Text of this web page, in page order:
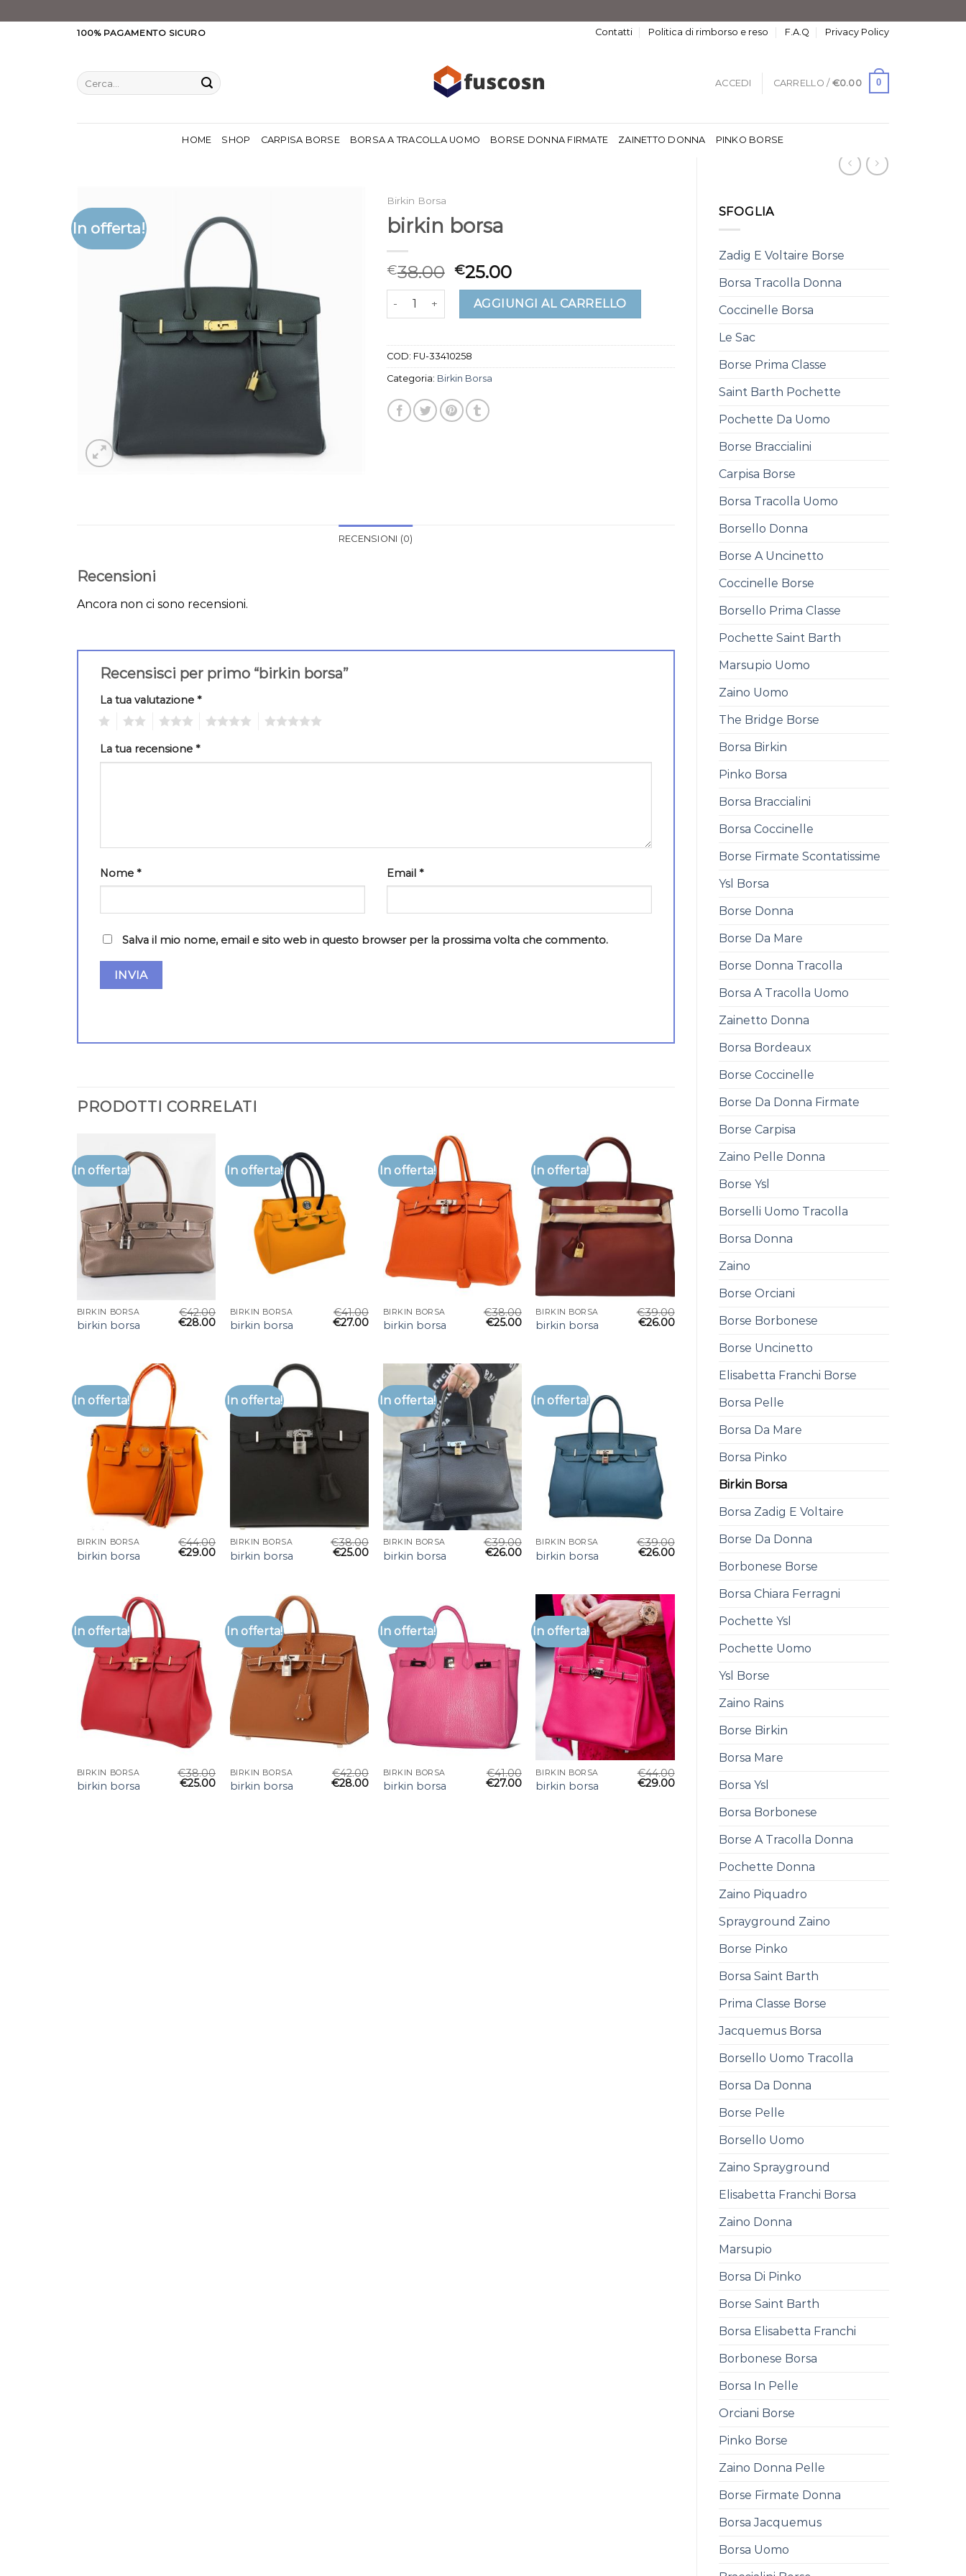
100% PAGAMENTO SICURO Contatti Politica di rimborso e reso F.A.Q Privacy Policy
Cerca:
ACCEDI CARRELLO / €0.00 0
HOME SHOP CARPISA BORSE BORSA A TRACOLLA UOMO BORSE DONNA FIRMATE ZAINETTO DONNA PINKO BORSE
SFOGLIA
Zadig E Voltaire Borse
Borsa Tracolla Donna
Coccinelle Borsa
Le Sac
Borse Prima Classe
Saint Barth Pochette
Pochette Da Uomo
Borse Braccialini
Carpisa Borse
Borsa Tracolla Uomo
Borsello Donna
Borse A Uncinetto
Coccinelle Borse
Borsello Prima Classe
Pochette Saint Barth
Marsupio Uomo
Zaino Uomo
The Bridge Borse
Borsa Birkin
Pinko Borsa
Borsa Braccialini
Borsa Coccinelle
Borse Firmate Scontatissime
Ysl Borsa
Borse Donna
Borse Da Mare
Borse Donna Tracolla
Borsa A Tracolla Uomo
Zainetto Donna
Borsa Bordeaux
Borse Coccinelle
Borse Da Donna Firmate
Borse Carpisa
Zaino Pelle Donna
Borse Ysl
Borselli Uomo Tracolla
Borsa Donna
Zaino
Borse Orciani
Borse Borbonese
Borse Uncinetto
Elisabetta Franchi Borse
Borsa Pelle
Borsa Da Mare
Borsa Pinko
Birkin Borsa
Borsa Zadig E Voltaire
Borse Da Donna
Borbonese Borse
Borsa Chiara Ferragni
Pochette Ysl
Pochette Uomo
Ysl Borse
Zaino Rains
Borse Birkin
Borsa Mare
Borsa Ysl
Borsa Borbonese
Borse A Tracolla Donna
Pochette Donna
Zaino Piquadro
Sprayground Zaino
Borse Pinko
Borsa Saint Barth
Prima Classe Borse
Jacquemus Borsa
Borsello Uomo Tracolla
Borsa Da Donna
Borse Pelle
Borsello Uomo
Zaino Sprayground
Elisabetta Franchi Borsa
Zaino Donna
Marsupio
Borsa Di Pinko
Borse Saint Barth
Borsa Elisabetta Franchi
Borbonese Borsa
Borsa In Pelle
Orciani Borse
Pinko Borse
Zaino Donna Pelle
Borse Firmate Donna
Borsa Jacquemus
Borsa Uomo
In offerta!
Birkin Borsa
birkin borsa
€38.00 €25.00
birkin borsa quantitàAGGIUNGI AL CARRELLO
COD: FU-33410258
Categoria: Birkin Borsa
RECENSIONI (0)
Recensioni
Ancora non ci sono recensioni.
Recensisci per primo “birkin borsa”
La tua valutazione *
La tua recensione *
Nome * Email *
Salva il mio nome, email e sito web in questo browser per la prossima volta che commento.
PRODOTTI CORRELATI
In offerta!
BIRKIN BORSA
birkin borsa
€42.00
€28.00
In offerta!
BIRKIN BORSA
birkin borsa
€41.00
€27.00
In offerta!
BIRKIN BORSA
birkin borsa
€38.00
€25.00
In offerta!
BIRKIN BORSA
birkin borsa
€39.00
€26.00
In offerta!
BIRKIN BORSA
birkin borsa
€44.00
€29.00
In offerta!
BIRKIN BORSA
birkin borsa
€38.00
€25.00
In offerta!
BIRKIN BORSA
birkin borsa
€39.00
€26.00
In offerta!
BIRKIN BORSA
birkin borsa
€39.00
€26.00
In offerta!
BIRKIN BORSA
birkin borsa
€38.00
€25.00
In offerta!
BIRKIN BORSA
birkin borsa
€42.00
€28.00
In offerta!
BIRKIN BORSA
birkin borsa
€41.00
€27.00
In offerta!
BIRKIN BORSA
birkin borsa
€44.00
€29.00